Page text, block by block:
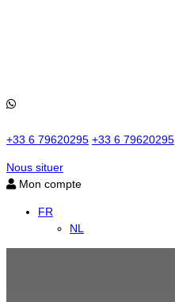
+33 6 79620295 +33 6 79620295
Nous situer
Mon compte
FR
NL